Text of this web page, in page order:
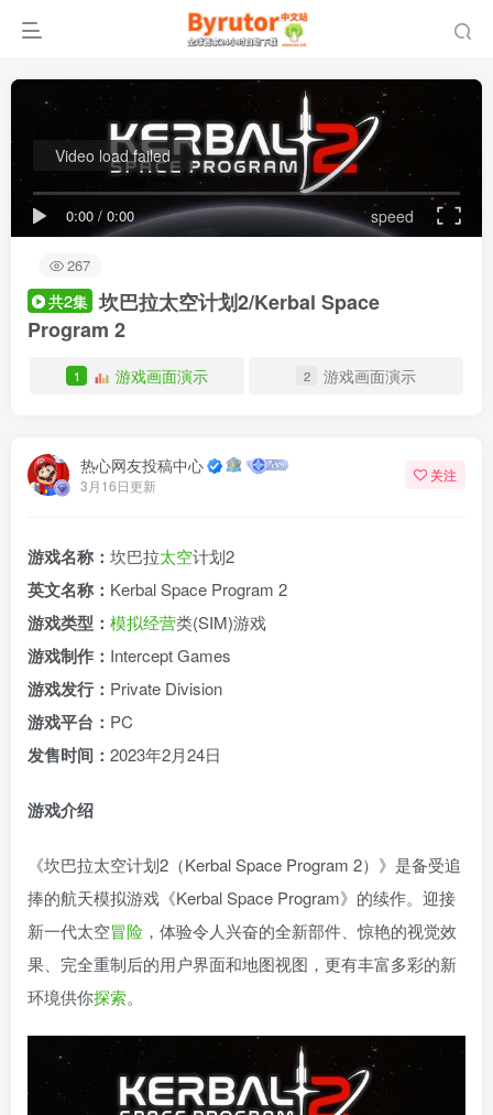
0:00 / 0:00 speed
Video load failed
267
共2集 坎巴拉太空计划2/Kerbal Space
Program 2
1 游戏画面演示 2 游戏画面演示
热心网友投稿中心
3月16日更新
关注
游戏名称： 坎巴拉太空计划2
英文名称： Kerbal Space Program 2
游戏类型： 模拟经营类(SIM)游戏
游戏制作： Intercept Games
游戏发行： Private Division
游戏平台： PC
发售时间： 2023年2月24日
游戏介绍
《坎巴拉太空计划2（Kerbal Space Program 2）》是备受追
捧的航天模拟游戏《Kerbal Space Program》的续作。迎接
新一代太空冒险 ，体验令人兴奋的全新部件、惊艳的视觉效
果、完全重制后的用户界面和地图视图，更有丰富多彩的新
环境供你探索。